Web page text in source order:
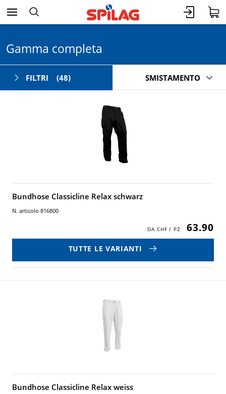
Gamma completa
FILTRI (48) SMISTAMENTO
Bundhose Classicline Relax schwarz
N. articolo 816800
63.90
TUTTE LE VARIANTI
Bundhose Classicline Relax weiss